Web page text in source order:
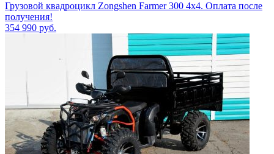
Грузовой квадроцикл Zongshen Farmer 300 4х4. Оплата после
получения!
354 990 руб.